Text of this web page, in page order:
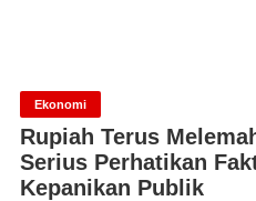
Ekonomi
Rupiah Terus
Serius Perhatikan
Kepanikan Publik